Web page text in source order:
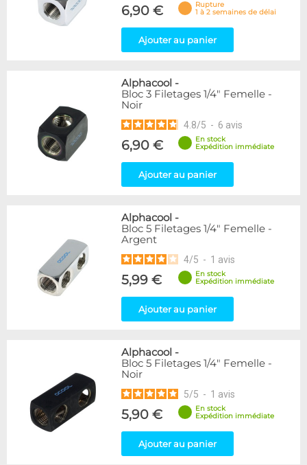
Marque
Alphacool
52
55
10
142
KooLance
Monsoon
9
Nanoxia
PrimoChill
9
31
216
236
Plexi
2
Couleur
36
1
Violet
4
Couleur
6,90 €
Rupture
1 à 2 semaines de délai
Ajouter au panier
Alphacool -
Bloc 3 Filetages 1/4" Femelle -
Noir
4.8/5 - 6 avis
6,90 €
En stock
Expédition immédiate
Ajouter au panier
Alphacool -
Bloc 5 Filetages 1/4" Femelle -
Argent
4/5 - 1 avis
5,99 €
En stock
Expédition immédiate
Ajouter au panier
Alphacool -
Bloc 5 Filetages 1/4" Femelle -
Noir
5/5 - 1 avis
5,90 €
En stock
Expédition immédiate
Ajouter au panier